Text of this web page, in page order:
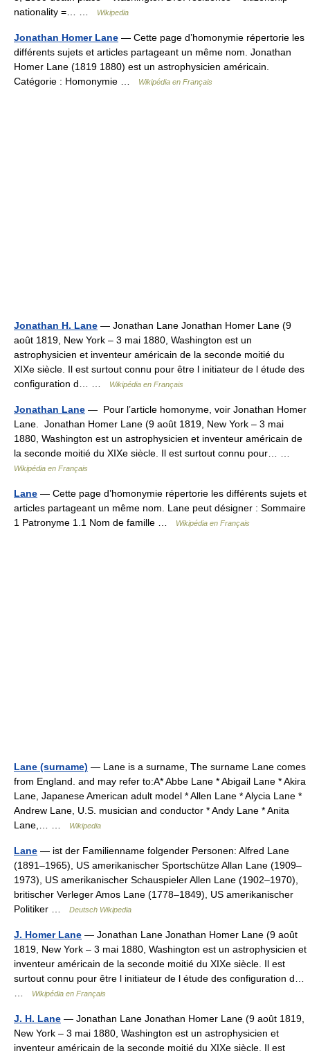
nationality =… …
Wikipedia
Jonathan Homer Lane — Cette page d’homonymie répertorie les
différents sujets et articles partageant un même nom. Jonathan
Homer Lane (1819 1880) est un astrophysicien américain.
Catégorie : Homonymie …
Wikipédia en Français
Jonathan H. Lane — Jonathan Lane Jonathan Homer Lane (9
août 1819, New York – 3 mai 1880, Washington est un
astrophysicien et inventeur américain de la seconde moitié du
XIXe siècle. Il est surtout connu pour être l initiateur de l étude des
configuration d… …
Wikipédia en Français
Jonathan Lane — Pour l’article homonyme, voir Jonathan Homer
Lane. Jonathan Homer Lane (9 août 1819, New York – 3 mai
1880, Washington est un astrophysicien et inventeur américain de
la seconde moitié du XIXe siècle. Il est surtout connu pour… …
Wikipédia en Français
Lane — Cette page d’homonymie répertorie les différents sujets et
articles partageant un même nom. Lane peut désigner : Sommaire
1 Patronyme 1.1 Nom de famille …
Wikipédia en Français
Lane (surname) — Lane is a surname, The surname Lane comes
from England. and may refer to:A* Abbe Lane * Abigail Lane * Akira
Lane, Japanese American adult model * Allen Lane * Alycia Lane *
Andrew Lane, U.S. musician and conductor * Andy Lane * Anita
Lane,… …
Wikipedia
Lane — ist der Familienname folgender Personen: Alfred Lane
(1891–1965), US amerikanischer Sportschütze Allan Lane (1909–
1973), US amerikanischer Schauspieler Allen Lane (1902–1970),
britischer Verleger Amos Lane (1778–1849), US amerikanischer
Politiker …
Deutsch Wikipedia
J. Homer Lane — Jonathan Lane Jonathan Homer Lane (9 août
1819, New York – 3 mai 1880, Washington est un astrophysicien et
inventeur américain de la seconde moitié du XIXe siècle. Il est
surtout connu pour être l initiateur de l étude des configuration d…
Wikipédia en Français
J. H. Lane — Jonathan Lane Jonathan Homer Lane (9 août 1819,
New York – 3 mai 1880, Washington est un astrophysicien et
inventeur américain de la seconde moitié du XIXe siècle. Il est